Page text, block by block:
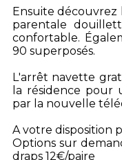
Ensuite découvrez
parentale
confortable.
90 superposés.
L'arrêt navette
la résidence pour
par la nouvelle
A votre disposition
Options sur
draps 12€/paire